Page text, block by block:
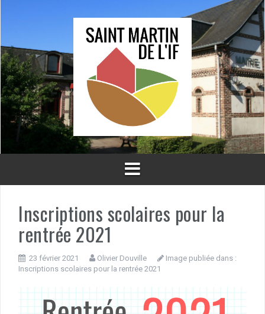
Inscriptions scolaires pour la
rentrée 2021
23 février 2021 Olivier Douville
Image publiée dans :
Inscriptions scolaires pour la rentrée 2021